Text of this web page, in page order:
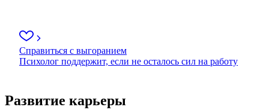
Справиться с выгоранием
Психолог поддержит, если не осталось сил на работу
Развитие карьеры